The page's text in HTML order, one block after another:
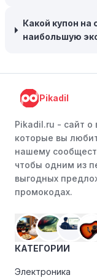
Следите за
социальных
Программы
магазинами,
ранний доступ
акциям.
Особые скидки:
эксклюзивные
пенсионеров.
Какой купон на
наибольшую
Pikadil
Pikadil.ru - cайт о
которые вы
нашему
чтобы одним из
выгодных
промокодах.
КАТЕГОРИИ
Электроника